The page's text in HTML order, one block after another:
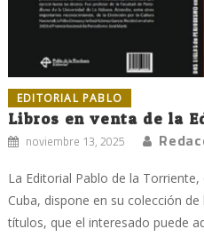
EDITORIAL PABLO
Libros en venta de la
noviembre 13, 2025
La Editorial Pablo de la
Cuba, dispone en su colección
títulos, que el interesado puede